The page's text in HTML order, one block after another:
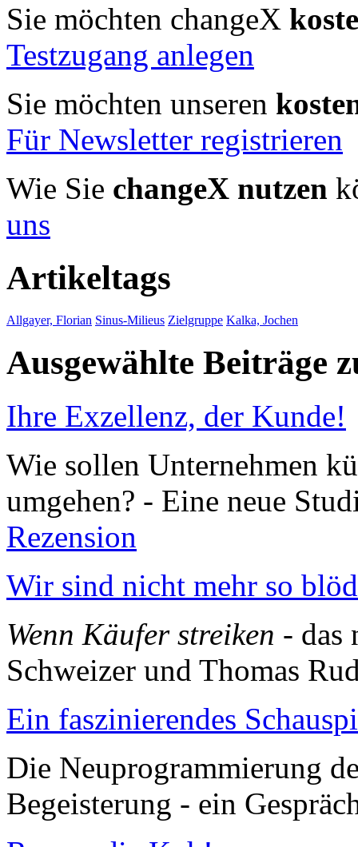
Sie möchten changeX
Testzugang anlegen
Sie möchten unseren
Für Newsletter registrieren
Wie Sie changeX nutzen
uns
Artikeltags
Allgayer, Florian Sinus-Milieus Zielgruppe Kalka, Jochen
Ausgewählte Beiträge
Ihre Exzellenz, der Kunde!
Wie sollen Unternehmen
umgehen? - Eine neue
Rezension
Wir sind nicht mehr so
Wenn Käufer streiken - das
Schweizer und Thomas
Ein faszinierendes
Die Neuprogrammierung
Begeisterung - ein